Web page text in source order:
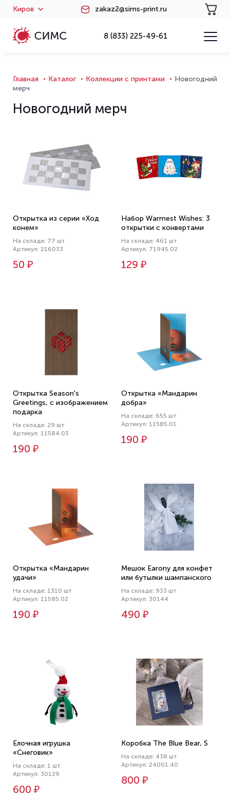
Киров zakaz2@sims-print.ru
8 (833) 225-49-61
Главная Каталог Коллекции с принтами
Новогодний
мерч
Новогодний мерч
Открытка из серии «Ход
конем»
На складе: 77 шт
Артикул: 216033
50 ₽
Набор Warmest Wishes: 3
открытки с конвертами
На складе: 461 шт
Артикул: 71945.02
129 ₽
Открытка Season's
Greetings, с изображением
подарка
На складе: 29 шт
Артикул: 11584.03
190 ₽
Открытка «Мандарин
добра»
На складе: 655 шт
Артикул: 11585.01
190 ₽
Открытка «Мандарин
удачи»
На складе: 1310 шт
Артикул: 11585.02
190 ₽
Мешок Earony для конфет
или бутылки шампанского
На складе: 933 шт
Артикул: 30144
490 ₽
Елочная игрушка
«Снеговик»
На складе: 1 шт
Артикул: 30129
600 ₽
Коробка The Blue Bear, S
На складе: 438 шт
Артикул: 24001.40
800 ₽